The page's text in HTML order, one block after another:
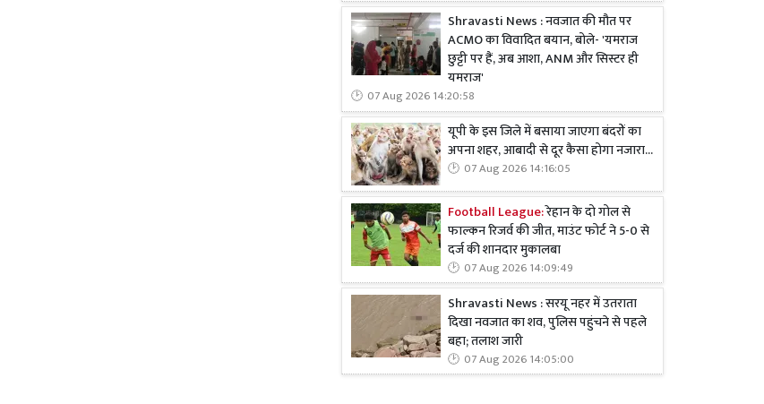
Shravasti News : नवजात की मौत पर
ACMO का विवादित बयान, बोले- 'यमराज
छुट्टी पर हैं, अब आशा, ANM और सिस्टर ही
यमराज'
07 Aug 2026 14:20:58
यूपी के इस जिले में बसाया जाएगा बंदरों का
अपना शहर, आबादी से दूर कैसा होगा नजारा...
07 Aug 2026 14:16:05
Football League:रेहान के दो गोल से
फाल्कन रिजर्व की जीत, माउंट फोर्ट ने 5-0 से
दर्ज की शानदार मुकालबा
07 Aug 2026 14:09:49
Shravasti News : सरयू नहर में उतराता
दिखा नवजात का शव, पुलिस पहुंचने से पहले
बहा; तलाश जारी
07 Aug 2026 14:05:00